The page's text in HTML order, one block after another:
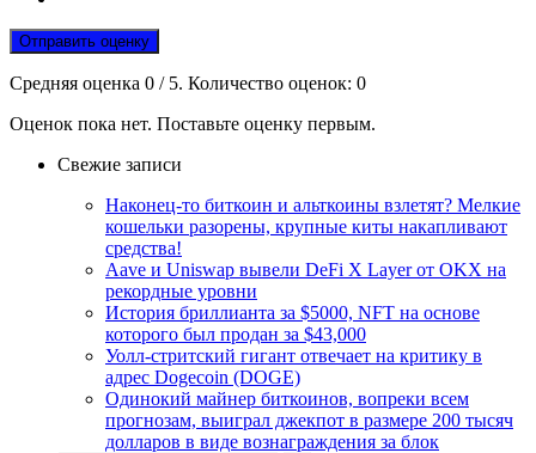
Отправить оценку
Средняя оценка 0 / 5. Количество оценок: 0
Оценок пока нет. Поставьте оценку первым.
Свежие записи
Наконец-то биткоин и альткоины взлетят? Мелкие
кошельки разорены, крупные киты накапливают
средства!
Aave и Uniswap вывели DeFi X Layer от OKX на
рекордные уровни
История бриллианта за $5000, NFT на основе
которого был продан за $43,000
Уолл-стритский гигант отвечает на критику в
адрес Dogecoin (DOGE)
Одинокий майнер биткоинов, вопреки всем
прогнозам, выиграл джекпот в размере 200 тысяч
долларов в виде вознаграждения за блок